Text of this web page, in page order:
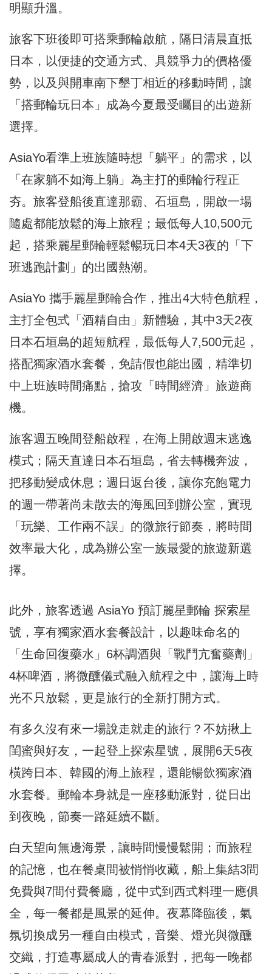
明顯升溫。
旅客下班後即可搭乘郵輪啟航，隔日清晨直抵
日本，以便捷的交通方式、具競爭力的價格優
勢，以及與開車南下墾丁相近的移動時間，讓
「搭郵輪玩日本」成為今夏最受矚目的出遊新
選擇。
AsiaYo看準上班族隨時想「躺平」的需求，以
「在家躺不如海上躺」為主打的郵輪行程正
夯。旅客登船後直達那霸、石垣島，開啟一場
隨處都能放鬆的海上旅程；最低每人10,500元
起，搭乘麗星郵輪輕鬆暢玩日本4天3夜的「下
班逃跑計劃」的出國熱潮。
AsiaYo 攜手麗星郵輪合作，推出4大特色航程，
主打全包式「酒精自由」新體驗，其中3天2夜
日本石垣島的超短航程，最低每人7,500元起，
搭配獨家酒水套餐，免請假也能出國，精準切
中上班族時間痛點，搶攻「時間經濟」旅遊商
機。
旅客週五晚間登船啟程，在海上開啟週末逃逸
模式；隔天直達日本石垣島，省去轉機奔波，
把移動變成休息；週日返台後，讓你充飽電力
的週一帶著尚未散去的海風回到辦公室，實現
「玩樂、工作兩不誤」的微旅行節奏，將時間
效率最大化，成為辦公室一族最愛的旅遊新選
擇。
此外，旅客透過 AsiaYo 預訂麗星郵輪 探索星
號，享有獨家酒水套餐設計，以趣味命名的
「生命回復藥水」6杯調酒與「戰鬥亢奮藥劑」
4杯啤酒，將微醺儀式融入航程之中，讓海上時
光不只放鬆，更是旅行的全新打開方式。
有多久沒有來一場說走就走的旅行？不妨揪上
閨蜜與好友，一起登上探索星號，展開6天5夜
橫跨日本、韓國的海上旅程，還能暢飲獨家酒
水套餐。郵輪本身就是一座移動派對，從日出
到夜晚，節奏一路延續不斷。
白天望向無邊海景，讓時間慢慢鬆開；而旅程
的記憶，也在餐桌間被悄悄收藏，船上集結3間
免費與7間付費餐廳，從中式到西式料理一應俱
全，每一餐都是風景的延伸。夜幕降臨後，氣
氛切換成另一種自由模式，音樂、燈光與微醺
交織，打造專屬成人的青春派對，把每一晚都